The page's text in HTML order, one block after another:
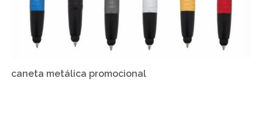
caneta metálica promocional